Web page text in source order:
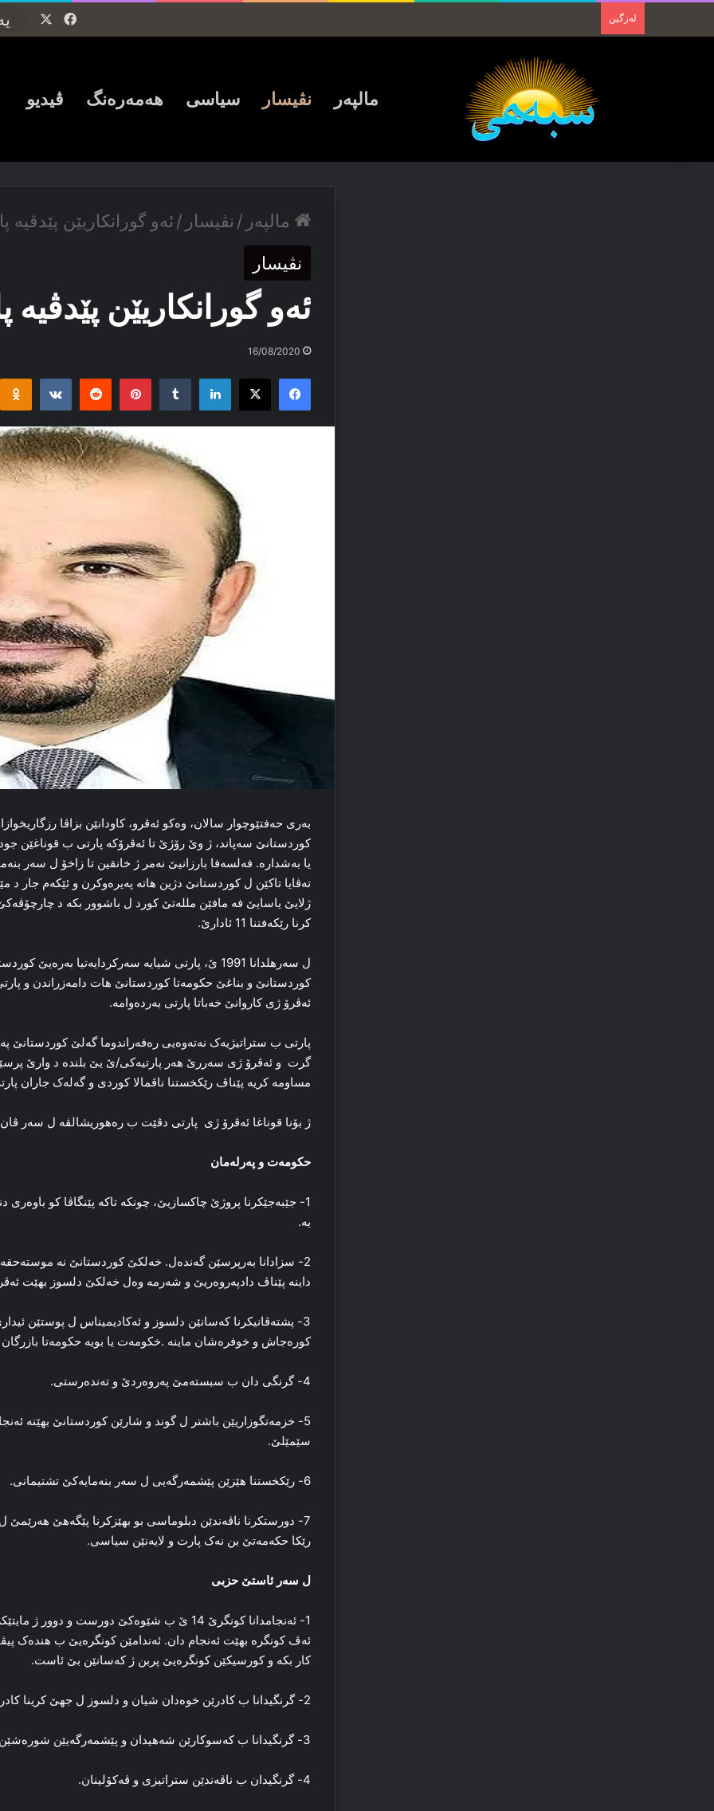
لەزگین Facebook
مالپەر نڤیسار سیاسی ھەمەرەنگ ڤیدیو
مالپەر / نڤیسار /ئەو گورانكاریێن پێدڤیە
نڤیسار
ئەو گورانكاریێن پێدڤیە
16/08/2020
Facebook
X
LinkedIn
Tumblr
Pinterest
Reddit
بەری حەفتێوچوار سالان، وەکو ئەڤرو، کاودانێن بزاڤا رزگاریخوازا
کوردستانێ سەپاند، ژ وێ رۆژێ تا ئەڤرۆکە پارتی ب قوناغێن
یا بەشدارە. فەلسەفا بارزانیێ نەمر ژ خانقین تا زاخۆ ل سەر
تەڤایا تاکێن ل کوردستانێ دژین هاتە پەیرەوکرن و ئێکەم جار د
ژلایێ یاسایێ فە مافێن مللەتێ کورد ل باشوور بکە د
کرنا رێکەفتنا 11 ئادارێ.
ل سەرهلدانا 1991 ێ، پارتی شیایە سەرکردایەتیا
کوردستانێ و بناغێ حکومەتا کوردستانێ هات دامەزراندن و
ئەڤرۆ ژی کاروانێ خەباتا پارتی بەردەوامە.
پارتی ب ستراتیژیەک نەتەوەیی رەفەراندوما گەلێ
گرت و ئەڤرۆ ژی سەررێ هەر پارتیەکی/ێ یێ بلندە د وارێ پرسێن
مساومە کریە پێناڤ رێکخستنا ناڤمالا کوردی و گەلەک جاران
ژ بۆنا قوناغا ئەڤرۆ ژی پارتی دڤێت ب رەھوریشالڤە ل سەر ڤان
حکومەت و پەرلەمان
1- جێبەجێکرنا پروژێ چاکسازیێ، چونکە تاکە پێنگاڤا كو
یە.
2- سزادانا بەرپرسێن گەندەل. خەلکێ کوردستانێ نە
داینە پێناڤ دادپەروەریێ و شەرمە وەل خەلکێ دلسوز بهێت
3- پشتەڤانیکرنا کەسانێن دلسوز و ئەکادیمیناس ل پوستێن
کورەجاش و خوفرەشان ماینە .خکومەت یا بویە حکومەتا بازرگان
4- گرنگی دان ب سبستەمێ پەروەردێ و تەندەرستی.
5- خزمەتگوزاریێن باشتر ل گوند و شارێن کوردستانێ بهێنە
سێمێلێ.
6- رێکخستنا هێزێن پێشمەرگەیی ل سەر بنەمایەکێ تشتیمانی.
7- دورستکرنا ناڤەندێن دبلوماسی بو بهێزکرنا پێگەهێ
رێکا حکەمەتێ بن نەک پارت و لایەنێن سیاسی.
ل سەر ئاستێ حزبی
1- ئەنجامدانا کونگرێ 14 ێ ب شێوەکێ دورست
ئەڤ کونگرە بهێت ئەنجام دان. ئەندامێن کونگرەیێ ب هندەک
کار بکە و کورسیکێن کونگرەیێ پربن ژ کەسانێن بێ ئاست.
2- گرنگیدانا ب کادرێن خوەدان شیان و دلسوز ل جهێ کرینا کادرێن حزبێن دی یێن سیاسی یێن بێ ئاست.
3- گرنگیدانا ب کەسوکارێن شەهیدان و پێشمەرگەیێن شورەشێن ئیلون و گولان و زیندانیێن سیاسی.
4- گرنگیدان ب ناڤەندێن ستراتیزی و ڤەکۆلینان.